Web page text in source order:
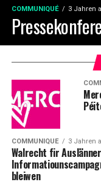
COMMUNIQUÉ 3 Jahren
COMMUNIQUÉ 3 Jahren
Walrecht fir
bleiwen